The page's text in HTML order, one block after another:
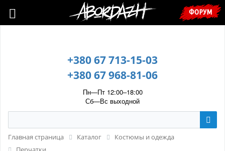
🇺🇦 У зв’язку з воєнним станом, прохання уточнювати ціну та
наявність у менеджера. 🇺🇦
+380 67 713-15-03
+380 67 968-81-06
Пн—Пт 12:00–18:00
Сб—Вс выходной
ФОРУМ
Главная страница Каталог
Костюмы и одежда